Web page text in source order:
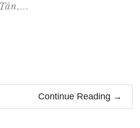
,…
Continue Reading →